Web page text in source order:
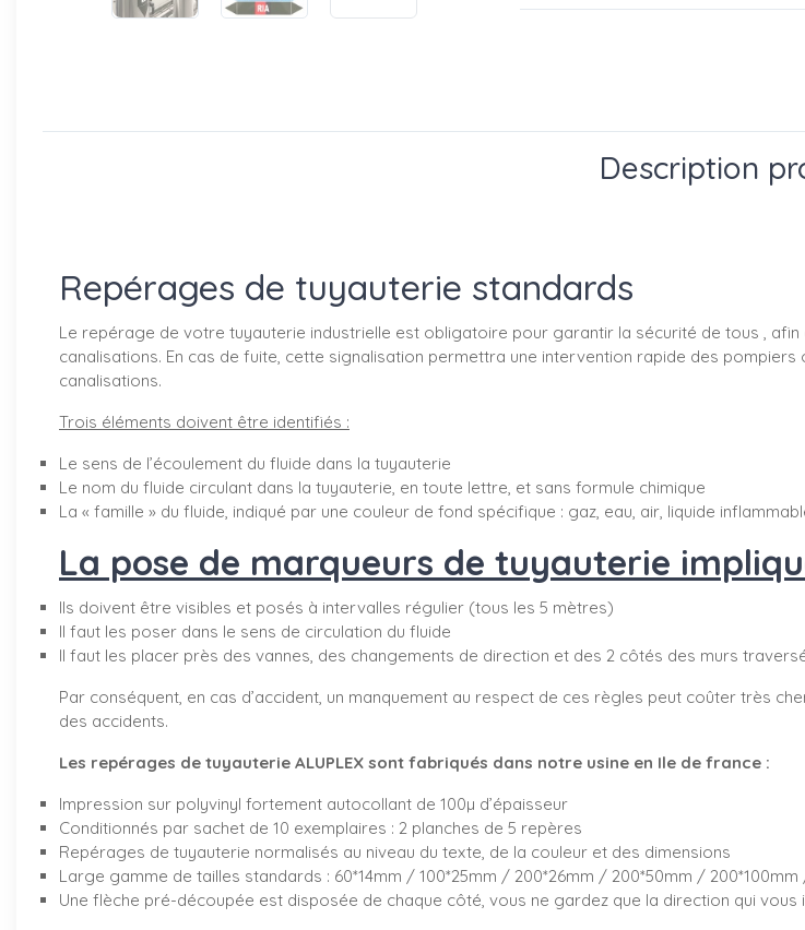
Description
Repérages de tuyauterie standards
Le repérage de votre tuyauterie industrielle est obligatoire pour garantir la sécurité de tous ,
canalisations. En cas de fuite, cette signalisation permettra une intervention rapide des
canalisations.
Trois éléments doivent être identifiés :
Le sens de l’écoulement du fluide dans la tuyauterie
Le nom du fluide circulant dans la tuyauterie, en toute lettre, et sans formule chimique
La « famille » du fluide, indiqué par une couleur de fond spécifique : gaz, eau, air, liquide
La pose de marqueurs de tuyauterie
Ils doivent être visibles et posés à intervalles régulier (tous les 5 mètres)
Il faut les poser dans le sens de circulation du fluide
Il faut les placer près des vannes, des changements de direction et des 2 côtés des murs
Par conséquent, en cas d’accident, un manquement au respect de ces règles peut coûter très
des accidents.
Les repérages de tuyauterie ALUPLEX sont fabriqués dans notre usine en Ile de france :
Impression sur polyvinyl fortement autocollant de 100µ d’épaisseur
Conditionnés par sachet de 10 exemplaires : 2 planches de 5 repères
Repérages de tuyauterie normalisés au niveau du texte, de la couleur et des dimensions
Large gamme de tailles standards : 60*14mm / 100*25mm / 200*26mm / 200*50mm / 200*100mm
Une flèche pré-découpée est disposée de chaque côté, vous ne gardez que la direction qui vous